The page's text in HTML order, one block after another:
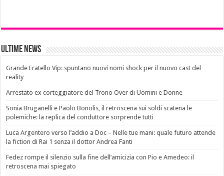
Ultime News
Grande Fratello Vip: spuntano nuovi nomi shock per il nuovo cast del
reality
Arrestato ex corteggiatore del Trono Over di Uomini e Donne
Sonia Bruganelli e Paolo Bonolis, il retroscena sui soldi scatena le
polemiche: la replica del conduttore sorprende tutti
Luca Argentero verso l’addio a Doc – Nelle tue mani: quale futuro attende
la fiction di Rai 1 senza il dottor Andrea Fanti
Fedez rompe il silenzio sulla fine dell’amicizia con Pio e Amedeo: il
retroscena mai spiegato